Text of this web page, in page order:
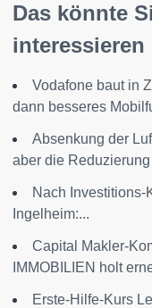
Das könnte
interessieren
Vodafone baut in
dann besseres
Absenkung der
aber die Reduzierung
Nach
Ingelheim:...
Capital Makler-
IMMOBILIEN holt
Erste-Hilfe-Kurs